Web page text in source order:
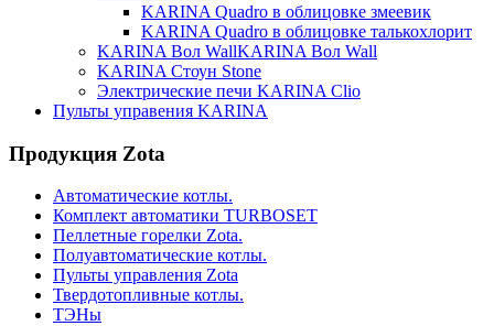
KARINA Quadro в облицовке змеевик
KARINA Quadro в облицовке талькохлорит
KARINA Вол WallKARINA Вол Wall
KARINA Стоун Stone
Электрические печи KARINA Clio
Пульты управения KARINA
Продукция Zota
Автоматические котлы.
Комплект автоматики TURBOSET
Пеллетные горелки Zota.
Полуавтоматические котлы.
Пульты управления Zota
Твердотопливные котлы.
ТЭНы